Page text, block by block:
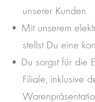
unserer Kunden
Mit unserem
stellst Du eine
Du sorgst für die
Filiale, inklusive